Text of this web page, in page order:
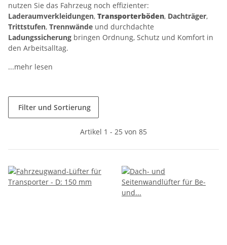
nutzen Sie das Fahrzeug noch effizienter:
Laderaumverkleidungen, Transporterböden, Dachträger,
Trittstufen, Trennwände und durchdachte
Ladungssicherung bringen Ordnung, Schutz und Komfort in
den Arbeitsalltag.
...mehr lesen
Filter und Sortierung
Artikel 1 - 25 von 85